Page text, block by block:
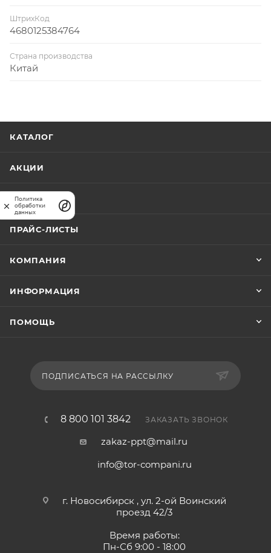
ШтрихКод
4680125384764
Страна производства
Китай
КАТАЛОГ
АКЦИИ
КАРТА САЙТА
ПРАЙС-ЛИСТЫ
КОМПАНИЯ
ИНФОРМАЦИЯ
ПОМОЩЬ
ПОДПИСАТЬСЯ НА РАССЫЛКУ
8 800 101 3842 ЗАКАЗАТЬ ЗВОНОК
zakaz-ppt@mail.ru
info@tor-compani.ru
г. Новосибирск , ул. 2-ой Воинский
проезд 42/3
Время работы:
Пн-Сб 9:00 - 18:00
Политика
обработки
данных